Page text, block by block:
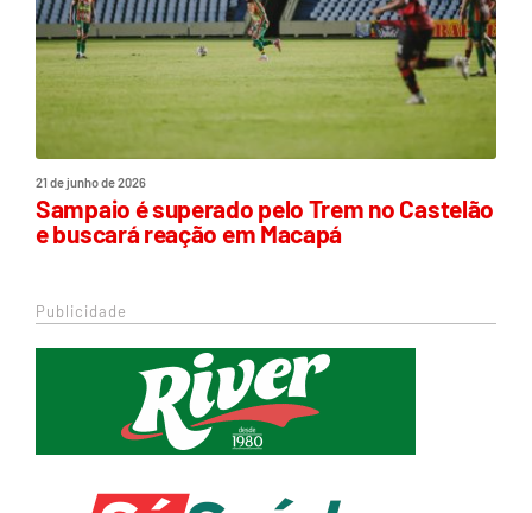
21 de junho de 2026
Sampaio é superado pelo Trem no Castelão
e buscará reação em Macapá
Publicidade